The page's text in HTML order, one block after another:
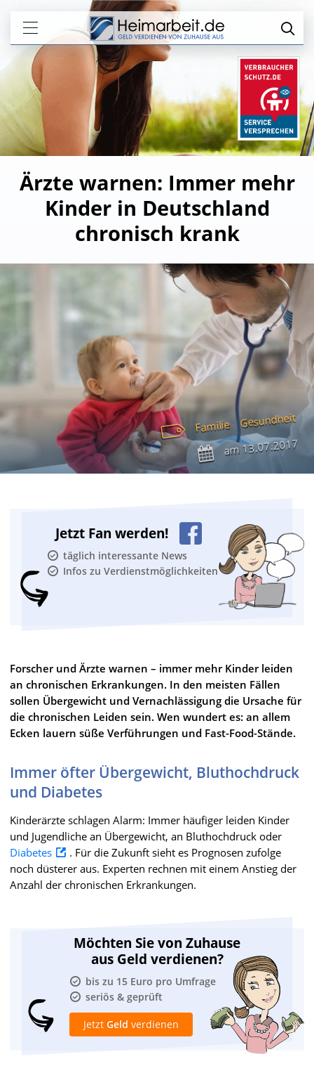
Ärzte warnen: Immer mehr
Kinder in Deutschland
chronisch krank
Familie Gesundheit
am13.07.2017
Jetzt Fan werden!
täglich interessante News
Infos zu Verdienstmöglichkeiten
Forscher und Ärzte warnen – immer mehr Kinder leiden
an chronischen Erkrankungen. In den meisten Fällen
sollen Übergewicht und Vernachlässigung die Ursache für
die chronischen Leiden sein. Wen wundert es: an allem
Ecken lauern süße Verführungen und Fast-Food-Stände.
Immer öfter Übergewicht, Bluthochdruck
und Diabetes
Kinderärzte schlagen Alarm: Immer häufiger leiden Kinder
und Jugendliche an Übergewicht, an Bluthochdruck oder
Diabetes
. Für die Zukunft sieht es Prognosen zufolge
noch düsterer aus. Experten rechnen mit einem Anstieg der
Anzahl der chronischen Erkrankungen.
Möchten Sie von Zuhause
aus Geld verdienen?
bis zu 15 Euro pro Umfrage
seriös & geprüft
Jetzt Geld verdienen